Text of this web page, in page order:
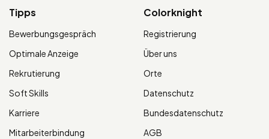
Tipps
Bewerbungsgespräch
Optimale Anzeige
Rekrutierung
Soft Skills
Karriere
Mitarbeiterbindung
Colorknight
Registrierung
Über uns
Orte
Datenschutz
Bundesdatenschutz
AGB